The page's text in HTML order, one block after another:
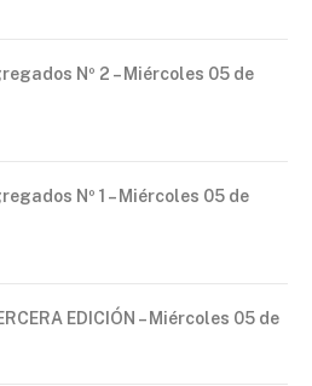
Nº 2 – Miércoles 05 de
Nº 1 – Miércoles 05 de
EDICIÓN – Miércoles 05 de